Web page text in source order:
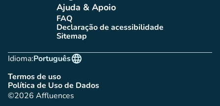
Ajuda & Apoio
FAQ(novo separador)
Declaração de acessibilidade
(novo separador)
Sitemap(novo separador)
Idioma:
language
Português
Termos de uso(novo separador)
Política de Uso de Dados
(novo separador)
©2026 Affluences